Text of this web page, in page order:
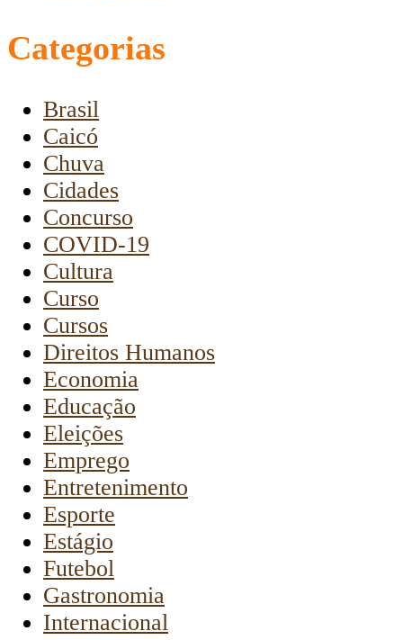
Categorias
Brasil
Caicó
Chuva
Cidades
Concurso
COVID-19
Cultura
Curso
Cursos
Direitos Humanos
Economia
Educação
Eleições
Emprego
Entretenimento
Esporte
Estágio
Futebol
Gastronomia
Internacional